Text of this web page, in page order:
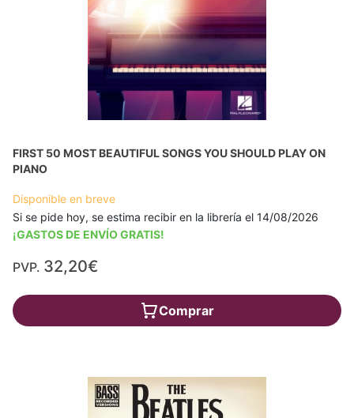
FIRST 50 MOST BEAUTIFUL SONGS YOU SHOULD PLAY ON
PIANO
Disponible en breve
Si se pide hoy, se estima recibir en la librería el 14/08/2026
¡GASTOS DE ENVÍO GRATIS!
PVP. 32,20€
Comprar